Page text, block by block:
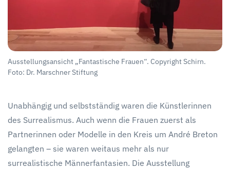
Ausstellungsansicht „Fantastische Frauen“. Copyright Schirn.
Foto: Dr. Marschner Stiftung
Unabhängig und selbstständig waren die Künstlerinnen
des Surrealismus. Auch wenn die Frauen zuerst als
Partnerinnen oder Modelle in den Kreis um André Breton
gelangten – sie waren weitaus mehr als nur
surrealistische Männerfantasien. Die Ausstellung